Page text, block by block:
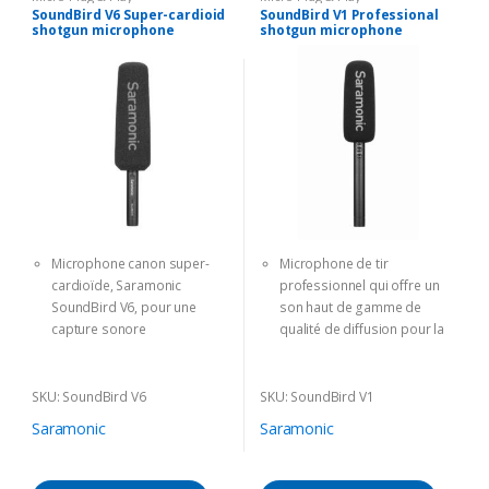
que le chant et les discours
SoundBird V6 Super-cardioid
shotgun microphone
Microphone canon super-
cardioïde, Saramonic
SoundBird V6, pour une
capture sonore
ultra-basse pour une qualité
Construction robuste en
interférences
SKU: SoundBird V6
Saramonic
SoundBird V1 Professional
shotgun microphone
Microphone de tir
professionnel qui offre un
son haut de gamme de
qualité de diffusion pour la
films, les vidéos YouTube et
Dispose d’un filtre passe-
les sons de basse
SKU: SoundBird V1
Saramonic